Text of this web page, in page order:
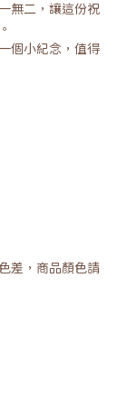
無二，讓這份祝
個小紀念，值得
差，商品顏色請